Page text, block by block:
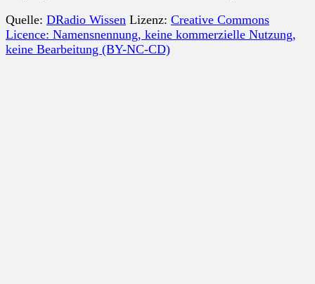
Quelle: DRadio Wissen Lizenz: Creative Commons
Licence: Namensnennung, keine kommerzielle Nutzung,
keine Bearbeitung (BY-NC-CD)